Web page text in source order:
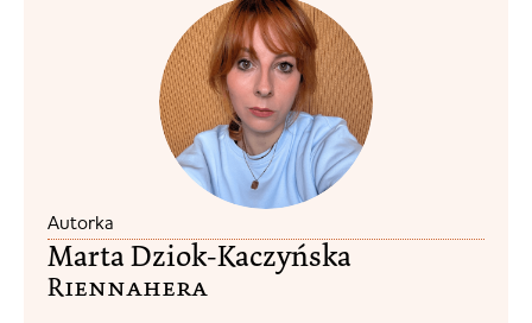
Autorka
Marta Dziok-Kaczyńska
Riennahera​